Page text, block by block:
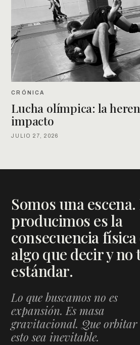
CRÓNICA
Lucha olímpica: la
impacto
JULIO 27, 2026
Somos una
producimos es la
consecuencia
algo que decir y no
estándar.
Lo que buscamos no es
expansión. Es masa
gravitacional. Que orbitar
esto sea inevitable.